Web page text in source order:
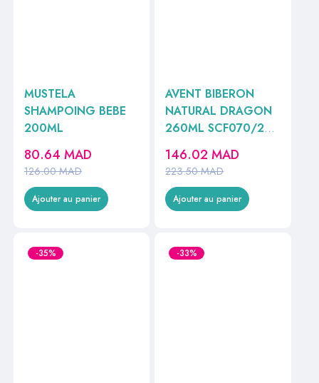
MUSTELA
SHAMPOING BEBE
200ML
126.00MAD
80.64 MAD
Ajouter au panier
AVENT BIBERON
NATURAL DRAGON
260ML SCF070/24
//
223.50MAD
146.02MAD
Ajouter au panier
-35% -33%